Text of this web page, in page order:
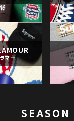
マー
SEASON